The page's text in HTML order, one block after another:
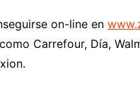
on-line en www.
Carrefour, Día,